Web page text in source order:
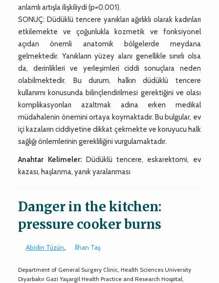
anlamlı artışla ilişkiliydi (p=0.001).
SONUÇ: Düdüklü tencere yanıkları ağırlıklı olarak kadınları
etkilemekte ve çoğunlukla kozmetik ve fonksiyonel
açıdan önemli anatomik bölgelerde meydana
gelmektedir. Yanıkların yüzey alanı genellikle sınırlı olsa
da, derinlikleri ve yerleşimleri ciddi sonuçlara neden
olabilmektedir. Bu durum, halkın düdüklü tencere
kullanımı konusunda bilinçlendirilmesi gerektiğini ve olası
komplikasyonları azaltmak adına erken medikal
müdahalenin önemini ortaya koymaktadır. Bu bulgular, ev
içi kazaların ciddiyetine dikkat çekmekte ve koruyucu halk
sağlığı önlemlerinin gerekliliğini vurgulamaktadır.
Anahtar Kelimeler: Düdüklü tencere, eskarektomi, ev
kazası, haşlanma, yanık yaralanması
Danger in the kitchen:
pressure cooker burns
Abidin Tüzün, İlhan Taş
Department of General Surgery Clinic, Health Sciences University
Diyarbakır Gazi Yaşargil Health Practice and Research Hospital,